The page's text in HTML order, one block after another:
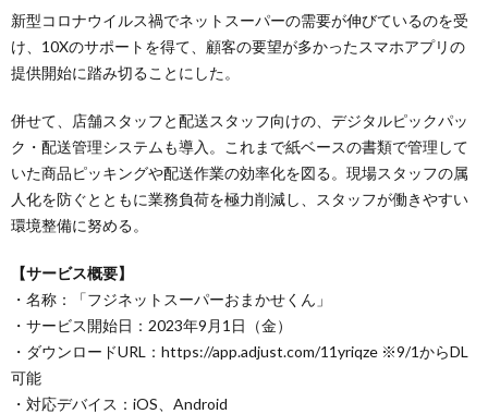
新型コロナウイルス禍でネットスーパーの需要が伸びているのを受
け、10Xのサポートを得て、顧客の要望が多かったスマホアプリの
提供開始に踏み切ることにした。
併せて、店舗スタッフと配送スタッフ向けの、デジタルピックパッ
ク・配送管理システムも導入。これまで紙ベースの書類で管理して
いた商品ピッキングや配送作業の効率化を図る。現場スタッフの属
人化を防ぐとともに業務負荷を極力削減し、スタッフが働きやすい
環境整備に努める。
【サービス概要】
・名称：「フジネットスーパーおまかせくん」
・サービス開始日：2023年9月1日（金）
・ダウンロードURL：https://app.adjust.com/11yriqze ※9/1からDL
可能
・対応デバイス：iOS、Android